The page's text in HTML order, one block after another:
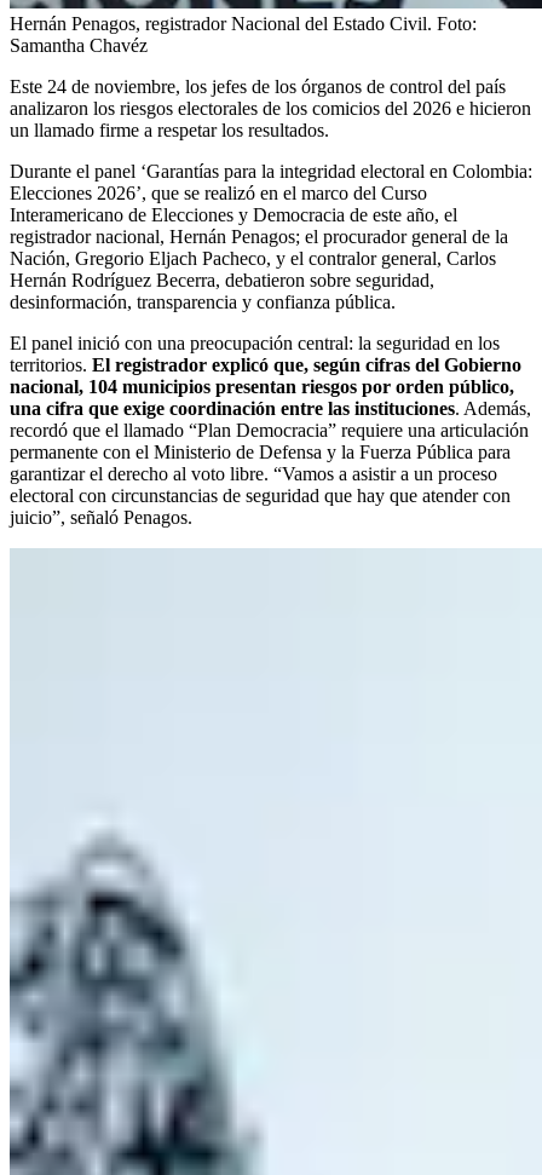
Hernán Penagos, registrador Nacional del Estado Civil. Foto:
Samantha Chavéz
Este 24 de noviembre, los jefes de los órganos de control del país
analizaron los riesgos electorales de los comicios del 2026 e hicieron
un llamado firme a respetar los resultados.
Durante el panel ‘Garantías para la integridad electoral en Colombia:
Elecciones 2026’, que se realizó en el marco del Curso
Interamericano de Elecciones y Democracia de este año, el
registrador nacional, Hernán Penagos; el procurador general de la
Nación, Gregorio Eljach Pacheco, y el contralor general, Carlos
Hernán Rodríguez Becerra, debatieron sobre seguridad,
desinformación, transparencia y confianza pública.
El panel inició con una preocupación central: la seguridad en los
territorios. El registrador explicó que, según cifras del Gobierno
nacional, 104 municipios presentan riesgos por orden público,
una cifra que exige coordinación entre las instituciones. Además,
recordó que el llamado “Plan Democracia” requiere una articulación
permanente con el Ministerio de Defensa y la Fuerza Pública para
garantizar el derecho al voto libre. “Vamos a asistir a un proceso
electoral con circunstancias de seguridad que hay que atender con
juicio”, señaló Penagos.